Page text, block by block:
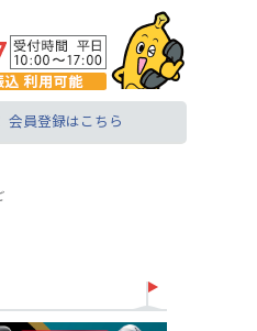
会員登録はこちら